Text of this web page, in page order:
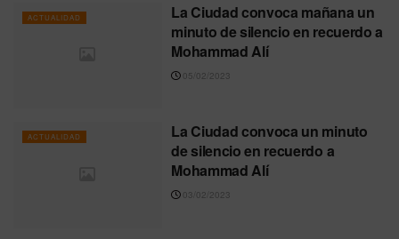
ACTUALIDAD
La Ciudad convoca mañana un
minuto de silencio en recuerdo a
Mohammad Alí
05/02/2023
ACTUALIDAD
La Ciudad convoca un minuto
de silencio en recuerdo a
Mohammad Alí
03/02/2023